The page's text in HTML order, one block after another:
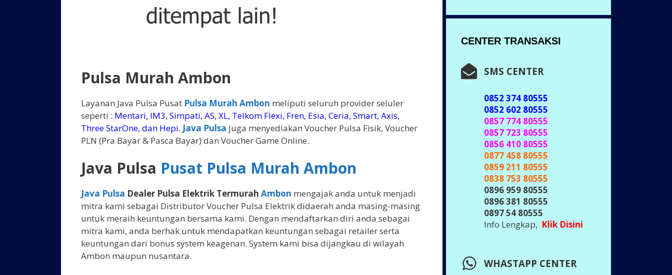
Pulsa Murah Ambon
Layanan Java Pulsa Pusat Pulsa Murah Ambon meliputi seluruh provider seluler
seperti : Mentari, IM3, Simpati, AS, XL, Telkom Flexi, Fren, Esia, Ceria, Smart, Axis,
Three StarOne, dan Hepi. Java Pulsa juga menyediakan Voucher Pulsa Fisik, Voucher
PLN (Pra Bayar & Pasca Bayar) dan Voucher Game Online.
Java Pulsa Pusat Pulsa Murah Ambon
Java Pulsa Dealer Pulsa Elektrik Termurah Ambon mengajak anda untuk menjadi
mitra kami sebagai Distributor Voucher Pulsa Elektrik didaerah anda masing-masing
untuk meraih keuntungan bersama kami. Dengan mendaftarkan diri anda sebagai
mitra kami, anda berhak untuk mendapatkan keuntungan sebagai retailer serta
keuntungan dari bonus system keagenan. System kami bisa dijangkau di wilayah
Ambon maupun nusantara.
CENTER TRANSAKSI
SMS CENTER
0852 374 80555
0852 602 80555
0857 774 80555
0857 723 80555
0856 410 80555
0877 458 80555
0859 211 80555
0838 753 80555
0896 959 80555
0896 381 80555
0897 54 80555
Info Lengkap, Klik Disini
WHASTAPP CENTER